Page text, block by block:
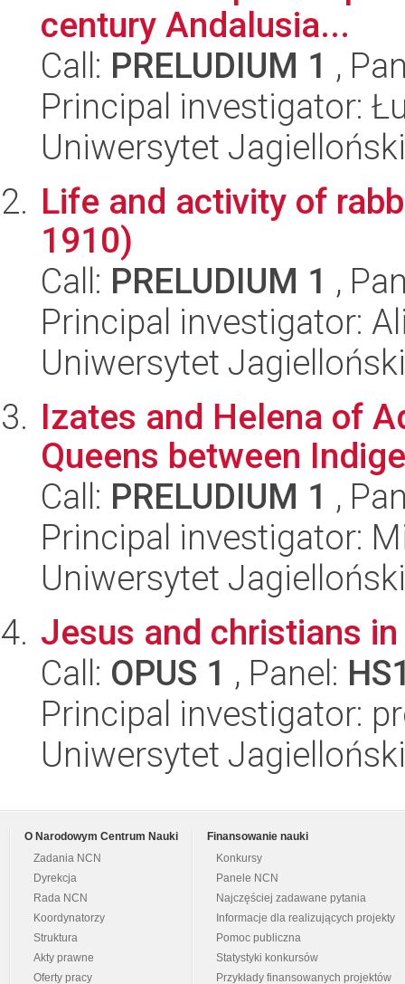
century Andalusia...
Call: PRELUDIUM 1 ,
Principal investigator:
Uniwersytet
Life and activity of
1910)
Call: PRELUDIUM 1 ,
Principal investigator:
Uniwersytet
Izates and Helena of
Queens between
Call: PRELUDIUM 1 ,
Principal investigator:
Uniwersytet Jagielloński
Jesus and christians
Call: OPUS 1 , Panel:
Principal investigator:
Uniwersytet
O Narodowym Centrum Nauki
Zadania NCN
Dyrekcja
Rada NCN
Koordynatorzy
Struktura
Akty prawne
Oferty pracy
Finansowanie nauki
Konkursy
Panele NCN
Najczęściej zadawane pytania
Informacje dla realizujących projekty
Pomoc publiczna
Statystyki konkursów
Przykłady finansowanych projektów